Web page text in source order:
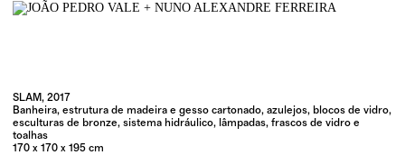
SLAM, 2017
Banheira, estrutura de madeira e gesso cartonado, azulejos, blocos de vidro,
esculturas de bronze, sistema hidráulico, lâmpadas, frascos de vidro e
toalhas
170 x 170 x 195 cm